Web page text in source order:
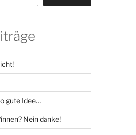
gute Idee…
Nein danke!